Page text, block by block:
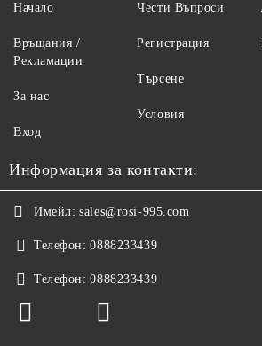
Начало
Връщания /
Рекламации
За нас
Вход
Чести Въпроси
Регистрация
Търсене
Условия
Информация за контакти:
Имейл: sales@rosi-995.com
Телефон: 0888233439
Телефон: 0888233439